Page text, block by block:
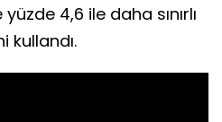
4,6 ile daha sınırlı
kullandı.